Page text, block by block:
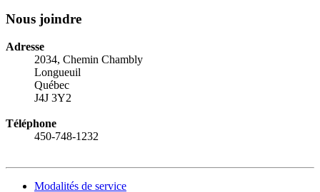
Nous joindre
Adresse
2034, Chemin Chambly
Longueuil
Québec
J4J 3Y2
Téléphone
450-748-1232
Modalités de service